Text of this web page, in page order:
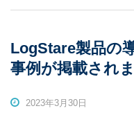
LogStare製品の
事例が掲載され
2023年3月30日